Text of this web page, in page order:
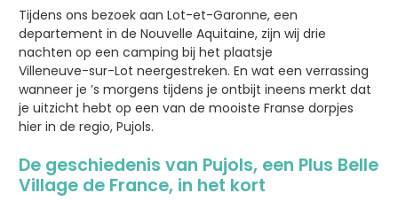
Tijdens ons bezoek aan Lot-et-Garonne, een
departement in de Nouvelle Aquitaine, zijn wij drie
nachten op een camping bij het plaatsje
Villeneuve-sur-Lot neergestreken. En wat een verrassing
wanneer je ’s morgens tijdens je ontbijt ineens merkt dat
je uitzicht hebt op een van de mooiste Franse dorpjes
hier in de regio, Pujols.
De geschiedenis van Pujols, een Plus Belle
Village de France, in het kort